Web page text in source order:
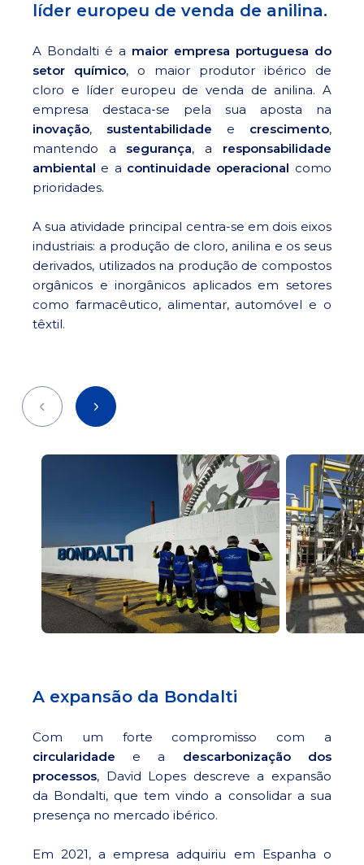
líder europeu de venda de anilina.
A Bondalti é a maior empresa portuguesa do
setor químico, o maior produtor ibérico de
cloro e líder europeu de venda de anilina. A
empresa destaca-se pela sua aposta na
inovação, sustentabilidade e crescimento,
mantendo a segurança, a responsabilidade
ambiental e a continuidade operacional como
prioridades.
A sua atividade principal centra-se em dois eixos
industriais: a produção de cloro, anilina e os seus
derivados, utilizados na produção de compostos
orgânicos e inorgânicos aplicados em setores
como farmacêutico, alimentar, automóvel e o
têxtil.
PrécédentSuivant
A expansão da Bondalti
Com um forte compromisso com a
circularidade e a descarbonização dos
processos, David Lopes descreve a expansão
da Bondalti, que tem vindo a consolidar a sua
presença no mercado ibérico.
Em 2021, a empresa adquiriu em Espanha o